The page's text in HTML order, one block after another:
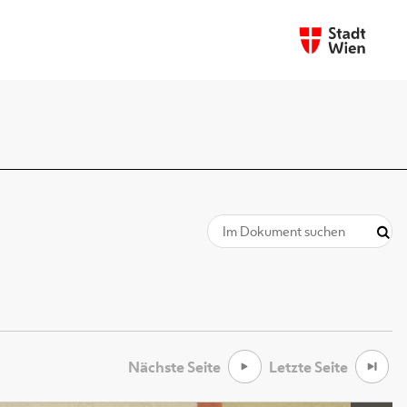
Nächste Seite Letzte Seite